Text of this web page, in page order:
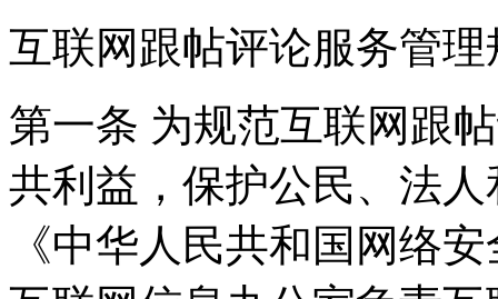
互联网跟帖评论服务管理
第一条 为规范互联网跟
共利益，保护公民、法
《中华人民共和国网络